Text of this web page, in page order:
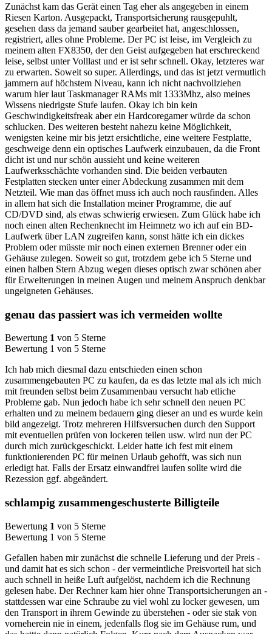
Zunächst kam das Gerät einen Tag eher als angegeben in einem
Riesen Karton. Ausgepackt, Transportsicherung rausgepuhlt,
gesehen dass da jemand sauber gearbeitet hat, angeschlossen,
registriert, alles ohne Probleme. Der PC ist leise, im Vergleich zu
meinem alten FX8350, der den Geist aufgegeben hat erschreckend
leise, selbst unter Volllast und er ist sehr schnell. Okay, letzteres war
zu erwarten. Soweit so super. Allerdings, und das ist jetzt vermutlich
jammern auf höchstem Niveau, kann ich nicht nachvollziehen
warum hier laut Taskmanager RAMs mit 1333Mhz, also meines
Wissens niedrigste Stufe laufen. Okay ich bin kein
Geschwindigkeitsfreak aber ein Hardcoregamer würde da schon
schlucken. Des weiteren besteht nahezu keine Möglichkeit,
wenigsten keine mir bis jetzt ersichtliche, eine weitere Festplatte,
geschweige denn ein optisches Laufwerk einzubauen, da die Front
dicht ist und nur schön aussieht und keine weiteren
Laufwerksschächte vorhanden sind. Die beiden verbauten
Festplatten stecken unter einer Abdeckung zusammen mit dem
Netzteil. Wie man das öffnet muss ich auch noch rausfinden. Alles
in allem hat sich die Installation meiner Programme, die auf
CD/DVD sind, als etwas schwierig erwiesen. Zum Glück habe ich
noch einen alten Rechenknecht im Heimnetz wo ich auf ein BD-
Laufwerk über LAN zugreifen kann, sonst hätte ich ein dickes
Problem oder müsste mir noch einen externen Brenner oder ein
Gehäuse zulegen. Soweit so gut, trotzdem gebe ich 5 Sterne und
einen halben Stern Abzug wegen dieses optisch zwar schönen aber
für Erweiterungen in meinen Augen und meinem Anspruch denkbar
ungeigneten Gehäuses.
genau das passiert was ich vermeiden wollte
Bewertung 1 von 5 Sterne
Bewertung 1 von 5 Sterne
Ich hab mich diesmal dazu entschieden einen schon
zusammengebauten PC zu kaufen, da es das letzte mal als ich mich
mit freunden selbst beim Zusammenbau versucht hab etliche
Probleme gab. Nun jedoch habe ich sehr schnell den neuen PC
erhalten und zu meinem bedauern ging dieser an und es wurde kein
bild angezeigt. Trotz mehreren Hilfsversuchen durch den Support
mit eventuellen prüfen von lockeren teilen usw. wird nun der PC
durch mich zurückgeschickt. Leider hatte ich fest mit einem
funktionierenden PC für meinen Urlaub gehofft, was sich nun
erledigt hat. Falls der Ersatz einwandfrei laufen sollte wird die
Rezession ggf. abgeändert.
schlampig zusammengeschusterte Billigteile
Bewertung 1 von 5 Sterne
Bewertung 1 von 5 Sterne
Gefallen haben mir zunächst die schnelle Lieferung und der Preis -
und damit hat es sich schon - der vermeintliche Preisvorteil hat sich
auch schnell in heiße Luft aufgelöst, nachdem ich die Rechnung
gelesen habe. Der Rechner kam hier ohne Transportsicherungen an -
stattdessen war eine Schraube zu viel wohl zu locker gewesen, um
den Transport in ihrem Gewinde zu überstehen - oder sie stak von
vorneherein nie in einem, jedenfalls flog sie im Gehäuse rum, und